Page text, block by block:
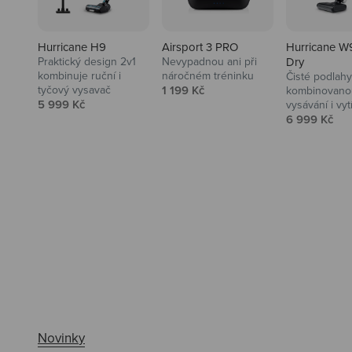
Hurricane H9
Praktický design 2v1
kombinuje ruční i
tyčový vysavač
Prodejní cena
5 999 Kč
Airsport 3 PRO
Nevypadnou ani při
náročném tréninku
Prodejní cena
1 199 Kč
Hurricane
Dry
Čisté
vysávání i
Prodejní cena
6 999 Kč